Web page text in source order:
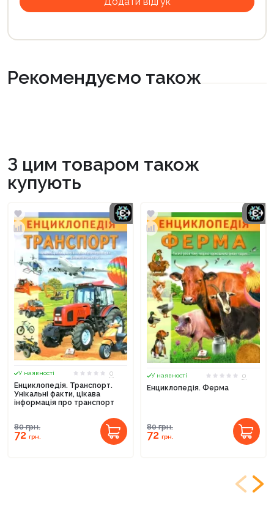
Рекомендуємо також
З цим товаром також
купують
У наявності
0
Енциклопедія. Транспорт.
Унікальні факти, цікава
інформація про транспорт
80грн.
72 грн.
У наявності
0
Енциклопедія. Ферма
80грн.
72 грн.